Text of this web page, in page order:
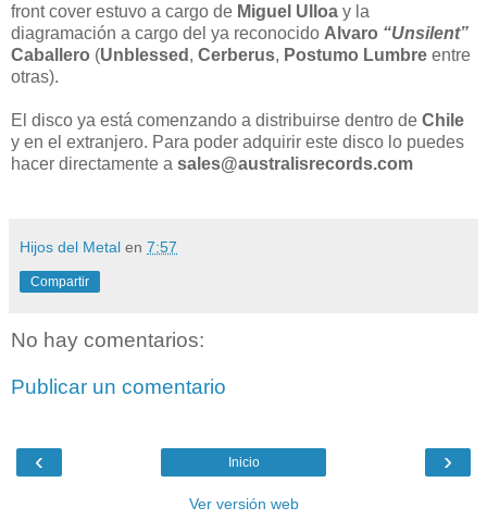
front cover estuvo a cargo de Miguel Ulloa y la
diagramación a cargo del ya reconocido Alvaro “Unsilent”
Caballero (Unblessed , Cerberus, Postumo Lumbre entre
otras).
El disco ya está comenzando a distribuirse dentro de Chile
y en el extranjero. Para poder adquirir este disco lo puedes
hacer directamente a sales@australisrecords.com
Hijos del Metal en 7:57
Compartir
No hay comentarios:
Publicar un comentario
‹ ›
Inicio
Ver versión web